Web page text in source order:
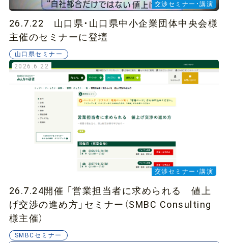
交渉セミナー・講演
26.7.22 山口県・山口県中小企業団体中央会様
主催のセミナーに登壇
山口県セミナー
2026.6.22
交渉セミナー・講演
26.7.24開催 「営業担当者に求められる 値上
げ交渉の進め方」セミナー（SMBC Consulting
様主催）
SMBCセミナー